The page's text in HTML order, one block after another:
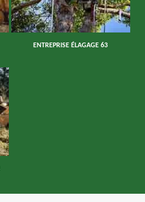
ENTREPRISE ÉLAGAGE 63